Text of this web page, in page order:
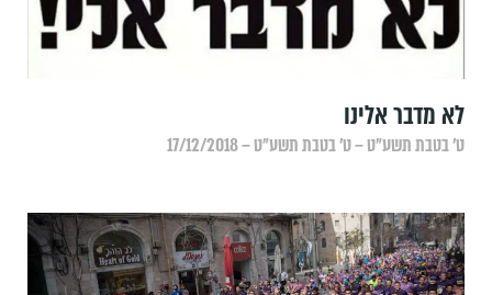
לא מדבר אלינו
ט׳ בטבת תשע״ט – ט׳ בטבת תשע״ט – 17/12/2018